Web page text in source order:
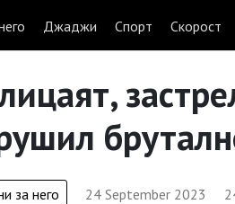
Джаджи Спорт Скорост
за него 24 September 2023